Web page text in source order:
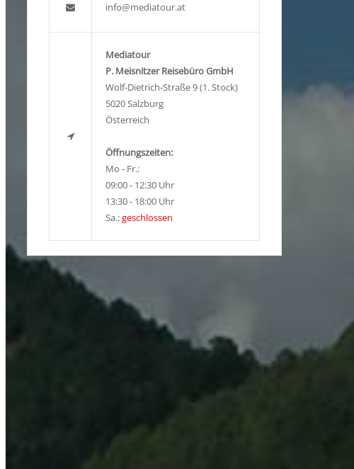
info@mediatour.at
Mediatour
P. Meisnitzer Reisebüro GmbH
Wolf-Dietrich-Straße 9 (1. Stock)
5020 Salzburg
Österreich
Öffnungszeiten:
Mo - Fr.:
09:00 - 12:30 Uhr
13:30 - 18:00 Uhr
Sa.:geschlossen